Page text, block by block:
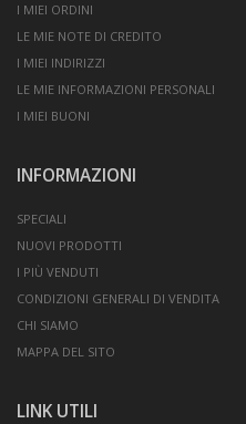
I MIEI ORDINI
LE MIE NOTE DI CREDITO
I MIEI INDIRIZZI
LE MIE INFORMAZIONI PERSONALI
I MIEI BUONI
INFORMAZIONI
SPECIALI
NUOVI PRODOTTI
I PIÙ VENDUTI
CONDIZIONI GENERALI DI VENDITA
CHI SIAMO
MAPPA DEL SITO
LINK UTILI